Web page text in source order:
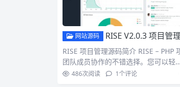
网站源码 RISE V2.0.3 项目管理PHP源码 客户管
RISE 项目管理源码简介 RISE – PHP
团队成员协作的不错选择。您可以轻…
486次阅读 1个评论